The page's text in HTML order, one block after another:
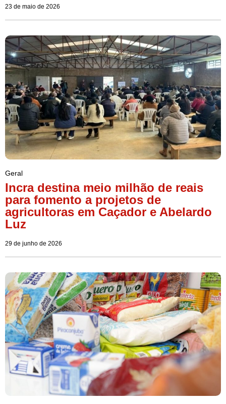
23 de maio de 2026
Geral
Incra destina meio milhão de reais
para fomento a projetos de
agricultoras em Caçador e Abelardo
Luz
29 de junho de 2026